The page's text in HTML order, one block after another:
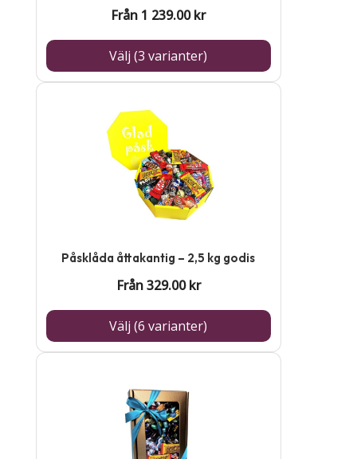
Från 1 239.00kr
Välj (3 varianter)
alternativen
kan
väljas
produktsidan
Påsklåda åttakantig – 2,5 kg godis
Från329.00kr
Välj (6 varianter)
kan
väljas